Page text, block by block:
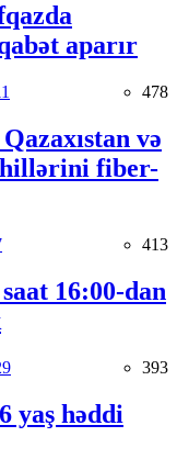
aparır
478
və
fiber-
413
16:00-dan
393
yaş həddi